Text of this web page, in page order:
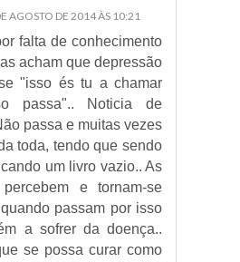
AGOSTO DE 2014 ÀS 10:21
falta de conhecimento
acham que depressão
"isso és tu a chamar
passa".. Noticia de
passa e muitas vezes
toda, tendo que sendo
um livro vazio.. As
e tornam-se
passam por isso
a sofrer da doença..
se possa curar como